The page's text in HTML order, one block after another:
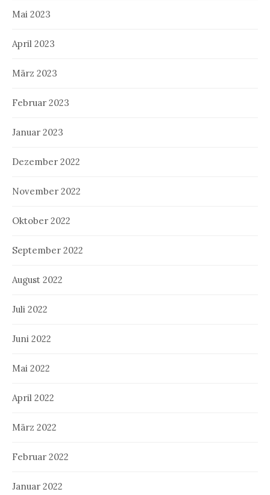
Mai 2023
April 2023
März 2023
Februar 2023
Januar 2023
Dezember 2022
November 2022
Oktober 2022
September 2022
August 2022
Juli 2022
Juni 2022
Mai 2022
April 2022
März 2022
Februar 2022
Januar 2022